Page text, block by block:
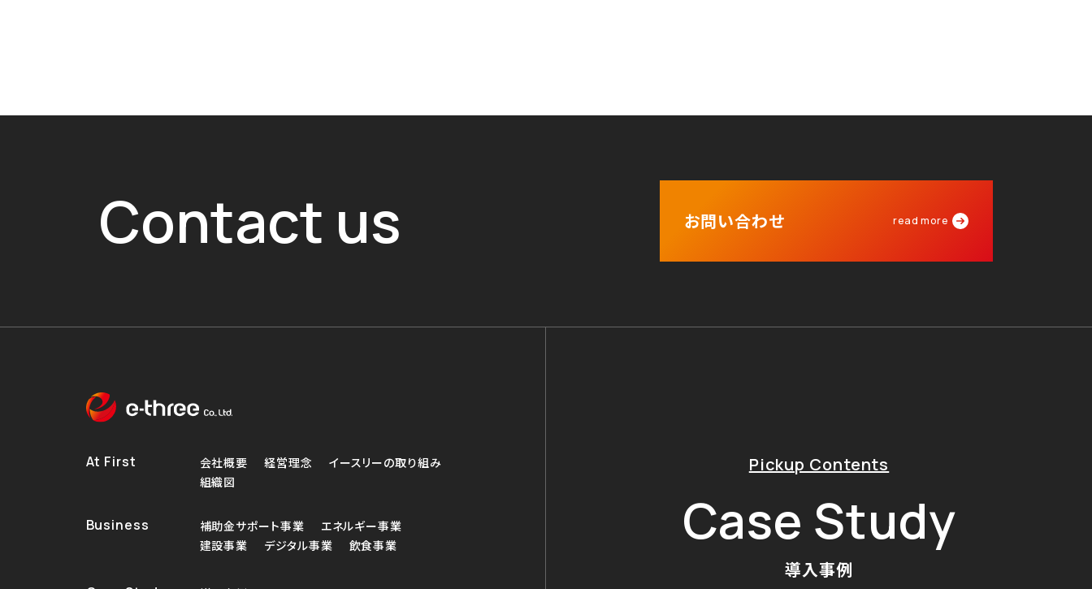
Contact us お問い合わせ read more
At First 会社概要 経営理念
イースリーの取り組み
組織図
Business 補助金サポート事業
エネルギー事業
建設事業
デジタル事業 飲食事業
Pickup Contents
Case Study
導入事例